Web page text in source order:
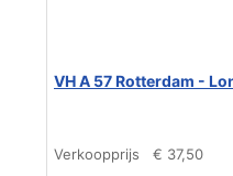
VH A 57 Rotterdam -
Verkoopprijs € 37,50